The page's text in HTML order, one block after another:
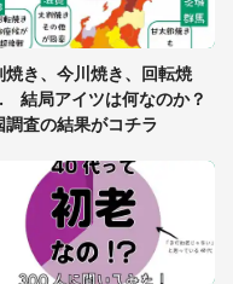
耳」と1.4万人困惑
とか見つけた民家に助け
が...」
あなたにこれをあげる」
焼き、今川焼き、回転焼
結局アイツは何なのか？
調査の結果がコチラ